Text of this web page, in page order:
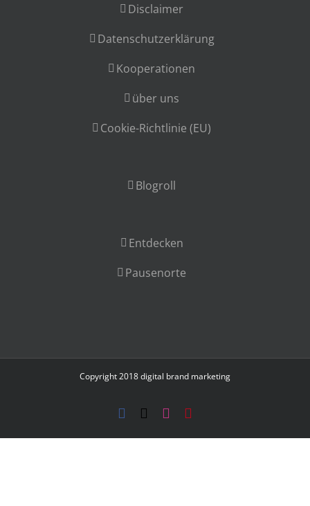
Disclaimer
Datenschutzerklärung
Kooperationen
über uns
Cookie-Richtlinie (EU)
Blogroll
Entdecken
Pausenorte
Copyright 2018digital brand marketing
Facebook Instagram